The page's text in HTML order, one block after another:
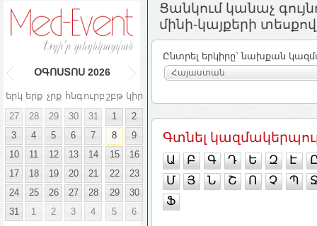
ՕԳՈՍՏՈՍ 2026
երկ երք չրք հնգուրբ շբթ կիր
27
28 29 30 31 1
2
3
4 5 6 7 8
9
10
11 12 13 14 15
16
17
18 19 20 21 22
23
24
25 26 27 28 29
30
31
1 2 3 4 5 6
Ցանկում կանաչ
մինի-կայքերի
Ընտրել երկիրը` նախքան
Հայաստան
Գտնել
Ա Բ Գ Դ Ե Զ Է
Մ
Յ Ն Շ Ո Չ Պ
Ֆ